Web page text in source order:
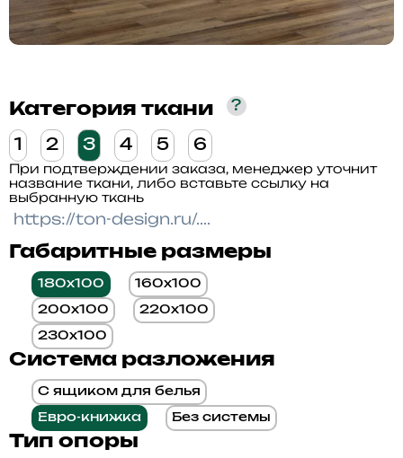
Категория ткани ?
1 2 3 4 5 6
При подтверждении заказа, менеджер уточнит
название ткани, либо вставьте ссылку на
выбранную ткань
Габаритные размеры
180x100 160x100
200x100 220x100
230x100
Система разложения
С ящиком для белья
Евро-книжка Без системы
Тип опоры